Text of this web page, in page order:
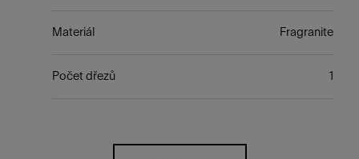
Materiál Fragranite
Počet dřezů 1